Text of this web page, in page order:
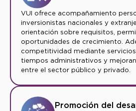
VUI ofrece acompañamiento
inversionistas nacionales y
orientación sobre requisitos,
oportunidades de crecimiento.
competitividad mediante
tiempos administrativos y
entre el sector público y privado.
Promoción del